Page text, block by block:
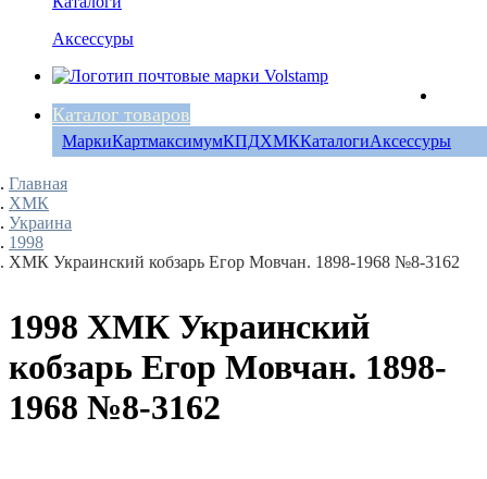
Аксессуры
Каталог товаров
МаркиКартмаксимумКПДХМККаталогиАксессуры
Главная
ХМК
Украина
1998
ХМК Украинский кобзарь Егор Мовчан. 1898-1968 №8-3162
1998 ХМК Украинский
кобзарь Егор Мовчан. 1898-
1968 №8-3162